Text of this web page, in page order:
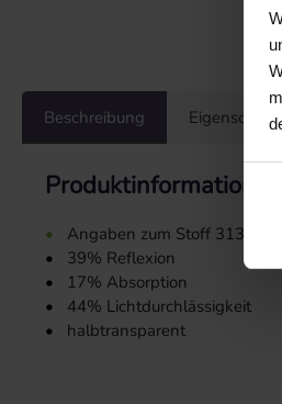
Beschreibung
•
Angaben zum Stoff 3135:
•
39% Reflexion
•
17% Absorption
•
44% Lichtdurchlässigkeit
•
halbtransparent